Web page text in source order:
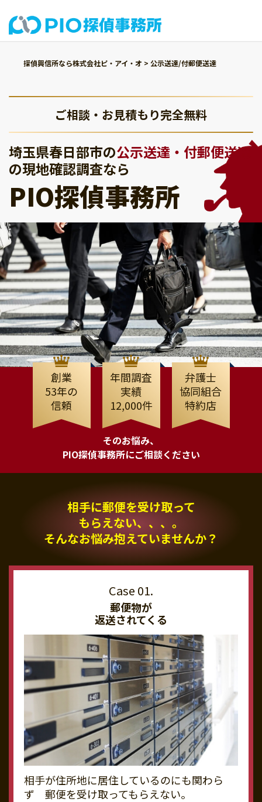
探偵興信所なら株式会社ピ・アイ・オ > 公示送達/付郵便送達
ご相談・お見積もり完全無料
埼玉県春日部市の公示送達・付郵便送達
の現地確認調査なら
PIO探偵事務所
創業
53年の
信頼
年間調査
実績
12,000件
弁護士
協同組合
特約店
そのお悩み、
PIO探偵事務所にご相談ください
相手に郵便を受け取って
もらえない、、、。
そんなお悩み抱えていませんか？
郵便物が
返送されてくる
相手が住所地に居住しているのにも関わら
ず 郵便を受け取ってもらえない。